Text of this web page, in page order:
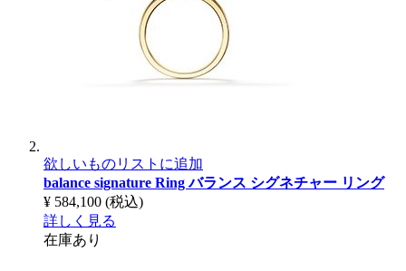
欲しいものリストに追加
balance signature Ringバランス シグネチャー リング
¥ 584,100 (税込)
詳しく見る
在庫あり